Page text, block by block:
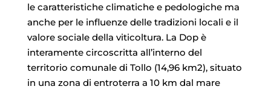
le caratteristiche climatiche e pedologiche ma
anche per le influenze delle tradizioni locali e il
valore sociale della viticoltura. La Dop è
interamente circoscritta all’interno del
territorio comunale di Tollo (14,96 km2), situato
in una zona di entroterra a 10 km dal mare